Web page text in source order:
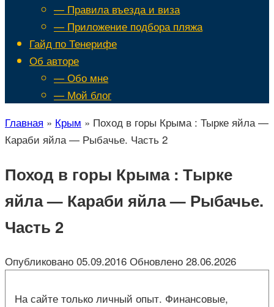
— Правила въезда и виза
— Приложение подбора пляжа
Гайд по Тенерифе
Об авторе
— Обо мне
— Мой блог
Главная » Крым » Поход в горы Крыма : Тырке яйла —
Караби яйла — Рыбачье. Часть 2
Поход в горы Крыма : Тырке
яйла — Караби яйла — Рыбачье.
Часть 2
Опубликовано 05.09.2016 Обновлено 28.06.2026
На сайте только личный опыт. Финансовые,